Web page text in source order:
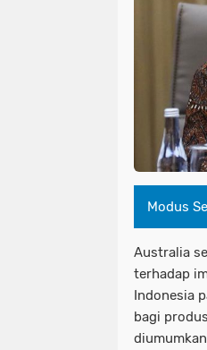
Modus
Australia
terhadap
Indonesia
bagi